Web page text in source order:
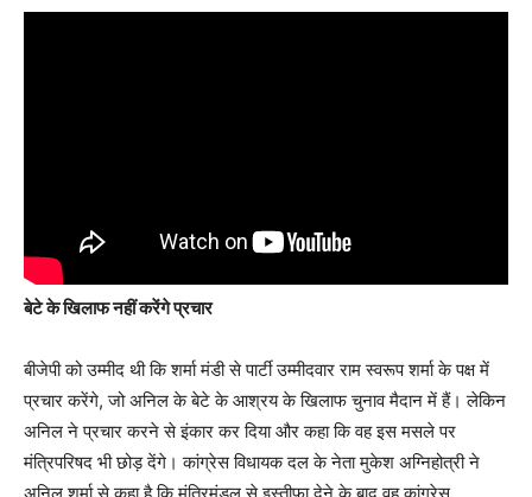
बेटे के खिलाफ नहीं करेंगे प्रचार
बीजेपी को उम्मीद थी कि शर्मा मंडी से पार्टी उम्मीदवार राम स्वरूप शर्मा के पक्ष में
प्रचार करेंगे, जो अनिल के बेटे के आश्रय के खिलाफ चुनाव मैदान में हैं। लेकिन
अनिल ने प्रचार करने से इंकार कर दिया और कहा कि वह इस मसले पर
मंत्रिपरिषद भी छोड़ देंगे। कांग्रेस विधायक दल के नेता मुकेश अग्निहोत्री ने